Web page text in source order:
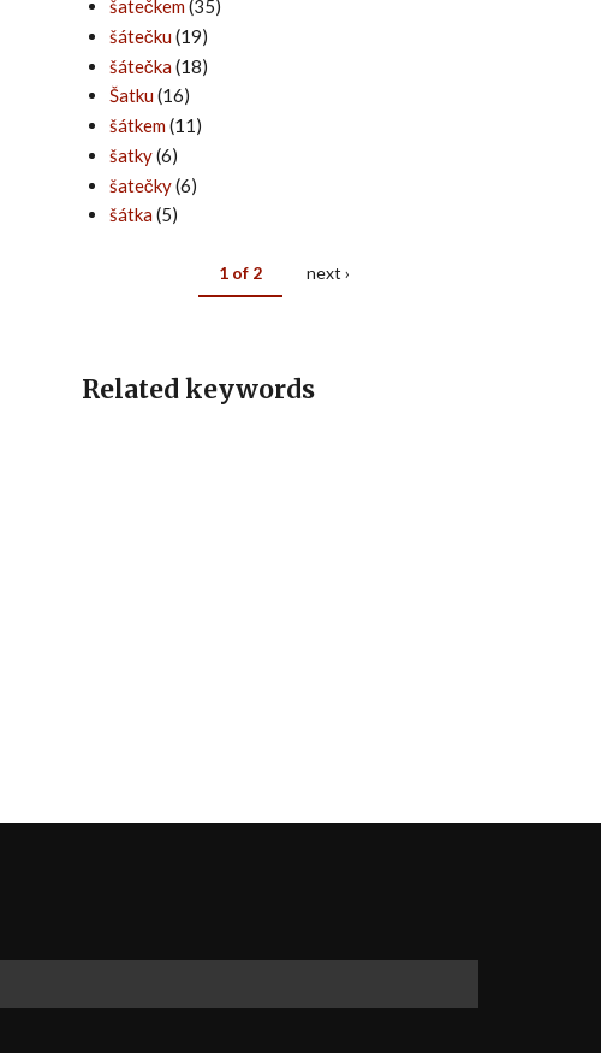
šatečkem(35)
šátečku(19)
šátečka(18)
Šatku(16)
šátkem(11)
šatky(6)
šatečky(6)
šátka(5)
1 of 2 next ›
Related keywords